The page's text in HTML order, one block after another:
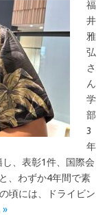
福
井
雅
弘
さ
ん
学
部
3
年
、表彰1件、国際会
、わずか4年間で素
頃には、ドライビン
»